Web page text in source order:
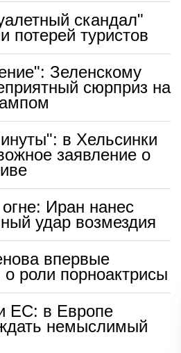
скандал"
потерей туристов
Зеленскому
сюрприз на
в Хельсинки
заявление о
Иран нанес
удар возмездия
впервые
роли порноактрисы
ЕС: в Европе
немыслимый